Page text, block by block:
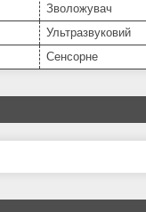
Зволожувач
Ультразвуковий
Сенсорне